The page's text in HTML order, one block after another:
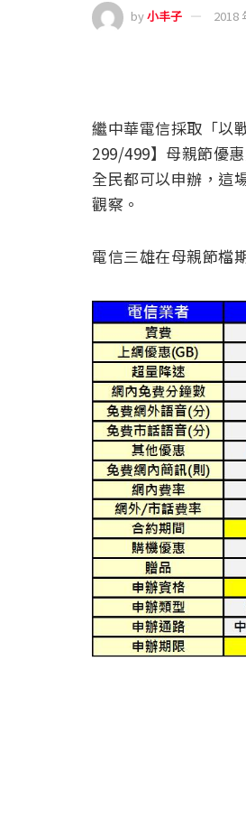
by小丰子 2018
繼中華電信採取「以
299/499】母親節優
全民都可以申辦，這
觀察。
電信三雄在母親節檔